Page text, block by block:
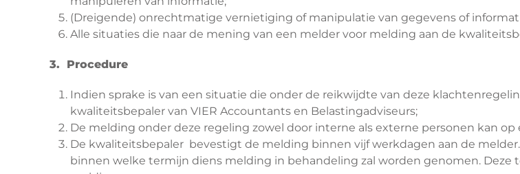
(Dreigende) onrechtmatige vernietiging of manipulatie van gegevens of
Alle situaties die naar de mening van een melder voor melding aan de
3. Procedure
Indien sprake is van een situatie die onder de reikwijdte van deze
kwaliteitsbepaler van VIER Accountants en Belastingadviseurs;
De melding onder deze regeling zowel door interne als externe personen kan
De kwaliteitsbepaler bevestigt de melding binnen vijf werkdagen aan de
binnen welke termijn diens melding in behandeling zal worden genomen.